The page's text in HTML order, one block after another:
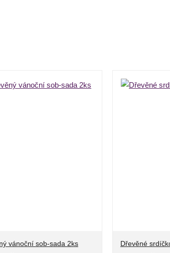
vánoční sob-sada 2ks Dřevěné